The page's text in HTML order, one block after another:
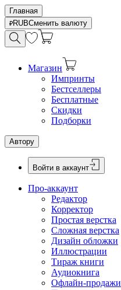
Главная
RUBСменить валюту
Магазин
Импринты
Бестселлеры
Бесплатные
Скидки
Подборки
Автору
Войти в аккаунт
Про-аккаунт
Редактор
Корректор
Простая верстка
Сложная верстка
Дизайн обложки
Иллюстрации
Тираж книги
Аудиокнига
Офлайн-продажи